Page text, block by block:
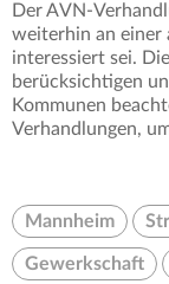
Der AVN-
weiterhin an einer
interessiert sei.
berücksichtigen
Kommunen
Verhandlungen,
Mannheim
Gewerkschaft